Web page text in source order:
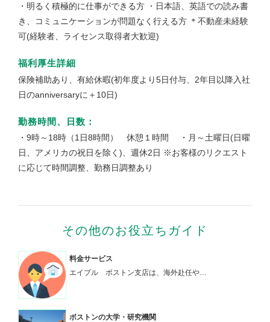
・明るく積極的に仕事ができる方 ・日本語、英語での読み書
き、コミュニケーションが問題なく行える方 ＊不動産未経験
可(経験者、ライセンス取得者大歓迎)
福利厚生詳細
保険補助あり、有給休暇(初年度より5日付与、2年目以降入社
日のanniversaryに＋10日)
勤務時間、日数：
・9時～18時（1日8時間） 休憩１時間
・月～土曜日(日曜
日、アメリカの祝日を除く)、週休2日 ※お客様のリクエスト
に応じて時間調整、勤務日調整あり
その他のお役立ちガイド
料金サービス
エイブル ボストン支店は、海外赴任や…
ボストンの大学・研究機関